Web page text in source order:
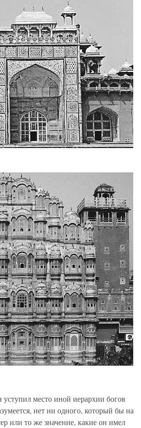
место иной иерархии богов
нет ни одного, который бы на
или то же значение, какие он имел